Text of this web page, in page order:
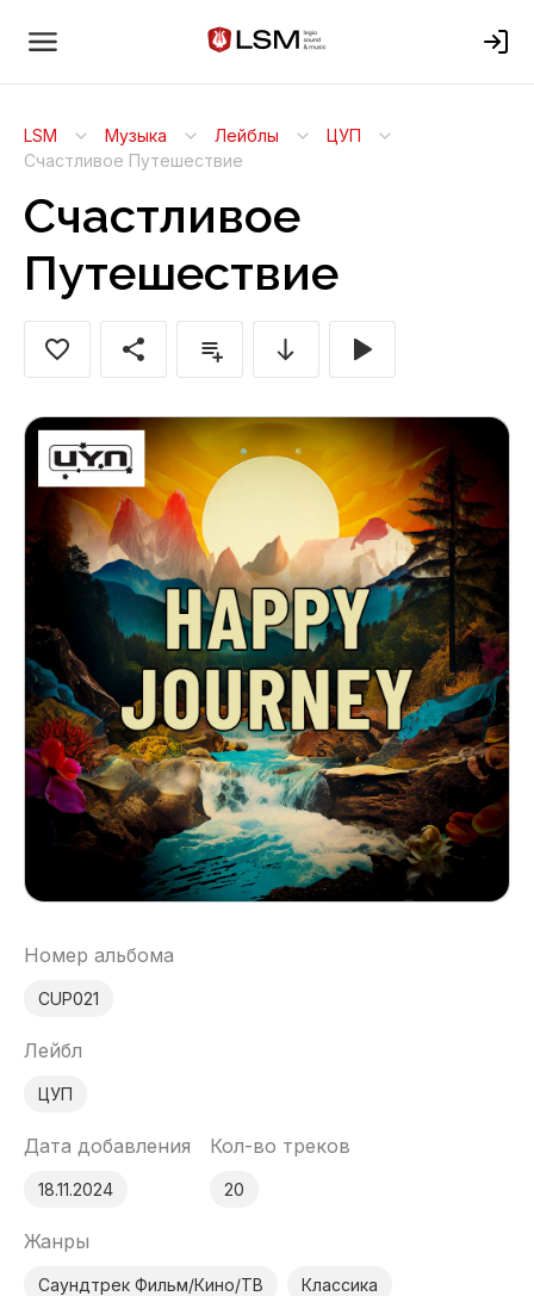
LSM Музыка Лейблы
ЦУП
Счастливое Путешествие
Счастливое
Путешествие
Номер альбома
CUP021
Лейбл
ЦУП
Дата добавления
18.11.2024
Кол-во треков
20
Жанры
Саундтрек Фильм/Кино/ТВ Классика